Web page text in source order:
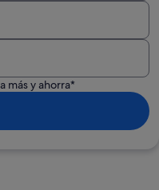
más y ahorra*